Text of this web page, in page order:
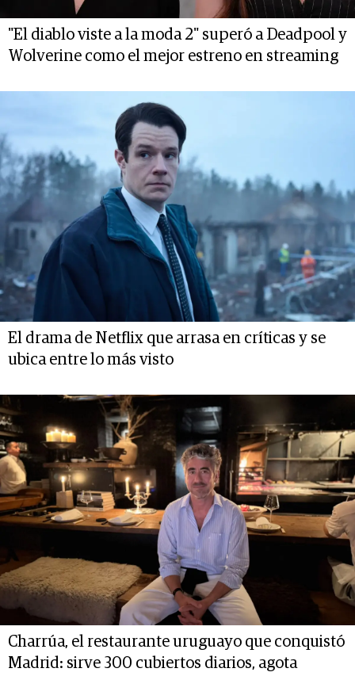
"El diablo viste a la moda 2" superó a Deadpool y
Wolverine como el mejor estreno en streaming
El drama de Netflix que arrasa en críticas y se
ubica entre lo más visto
Charrúa, el restaurante uruguayo que conquistó
Madrid: sirve 300 cubiertos diarios, agota